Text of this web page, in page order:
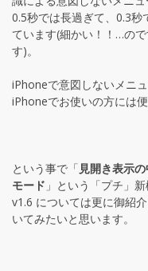
0.5秒では長過ぎて、0.3秒
ています(細かい！！…の
す)。
iPhoneで意図しないメニ
iPhoneでお使いの方には
という事で「見開き表示
モード 」という「プチ」
v1.6 については更に御紹
いてみたいと思います。